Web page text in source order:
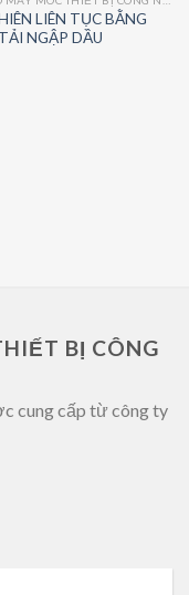
Add
to
LIÊN TỤC BẰNG
NGẬP DẦU
BỊ CÔNG
cung cấp từ công ty